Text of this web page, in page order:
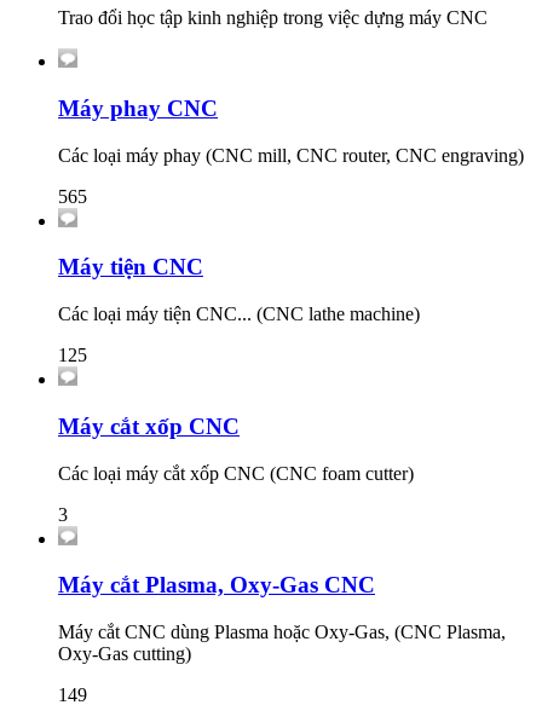
Trao đổi học tập kinh nghiệp trong việc dựng máy CNC
Máy phay CNC
Các loại máy phay (CNC mill, CNC router, CNC engraving)
565
Máy tiện CNC
Các loại máy tiện CNC... (CNC lathe machine)
125
Máy cắt xốp CNC
Các loại máy cắt xốp CNC (CNC foam cutter)
3
Máy cắt Plasma, Oxy-Gas CNC
Máy cắt CNC dùng Plasma hoặc Oxy-Gas, (CNC Plasma,
Oxy-Gas cutting)
149